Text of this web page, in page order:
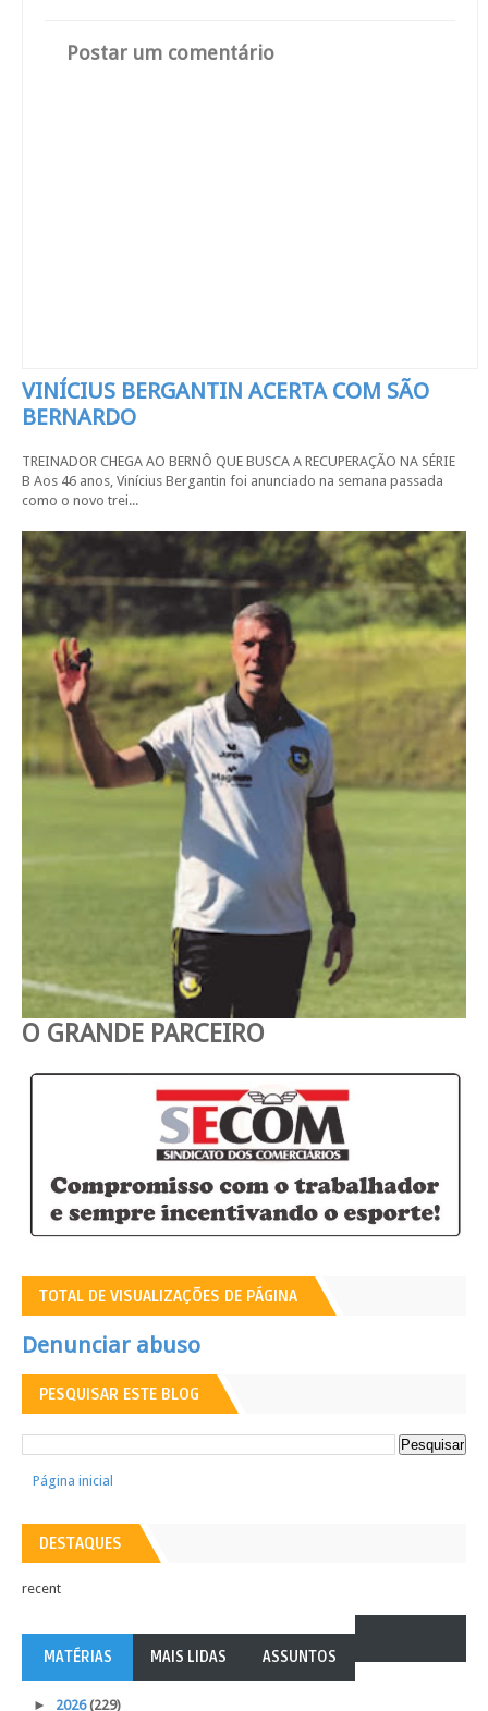
Postar um comentário
VINÍCIUS BERGANTIN ACERTA COM SÃO
BERNARDO
TREINADOR CHEGA AO BERNÔ QUE BUSCA A RECUPERAÇÃO NA SÉRIE
B Aos 46 anos, Vinícius Bergantin foi anunciado na semana passada
como o novo trei...
O GRANDE PARCEIRO
TOTAL DE VISUALIZAÇÕES DE PÁGINA
Denunciar abuso
PESQUISAR ESTE BLOG
Página inicial
DESTAQUES
recent
MATÉRIAS MAIS LIDAS ASSUNTOS
► 2026(229)